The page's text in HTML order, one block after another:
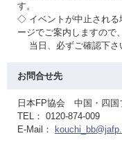
す。
◇ イベントが中止される
ージでご案内しますので、
当日、必ずご確認下さ
お問合せ先
日本FP協会 中国・四国
TEL： 0120-874-009
E-Mail：